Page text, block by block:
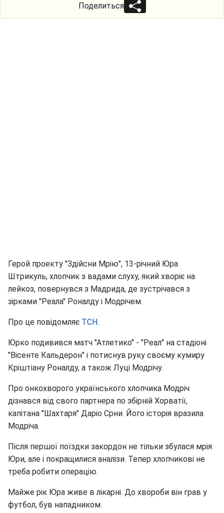
Поделиться
Герой проекту "Здійсни Мрію", 13-річний Юра
Штрикуль, хлопчик з вадами слуху, який хворіє на
лейкоз, повернувся з Мадрида, де зустрічався з
зірками "Реала" Роналду і Модрічем.
Про це повідомляє ТСН.
Юрко подивився матч "Атлетико" - "Реал" на стадіоні
"Вісенте Кальдерон" і потиснув руку своєму кумиру
Кріштіану Роналду, а також Луці Модрічу.
Про онкохворого українського хлопчика Модріч
дізнався від свого партнера по збірній Хорватії,
капітана "Шахтаря" Даріо Срни. Його історія вразила
Модріча.
Після першої поїздки закордон не тільки збулася мрія
Юри, але і покращилися аналізи. Тепер хлопчикові не
треба робити операцію.
Майже рік Юра живе в лікарні. До хвороби він грав у
футбол, був нападником.